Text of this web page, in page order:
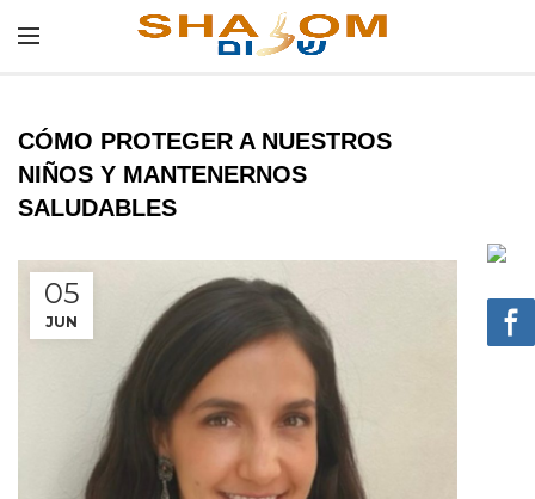
CÓMO PROTEGER A NUESTROS
NIÑOS Y MANTENERNOS
SALUDABLES
05
JUN